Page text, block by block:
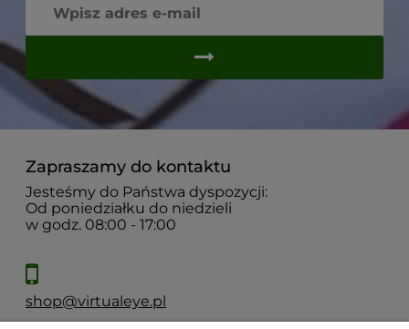
Zapraszamy do kontaktu
Jesteśmy do Państwa dyspozycji:
Od poniedziałku do niedzieli
w godz. 08:00 - 17:00
shop@virtualeye.pl